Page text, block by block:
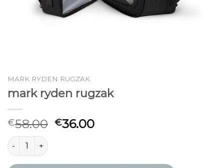
MARK RYDEN RUGZAK
mark ryden rugzak
€58.00 €36.00
mark ryden rugzak aantal